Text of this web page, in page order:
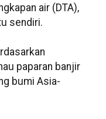
air (DTA),
sendiri.
paparan banjir
bumi Asia-